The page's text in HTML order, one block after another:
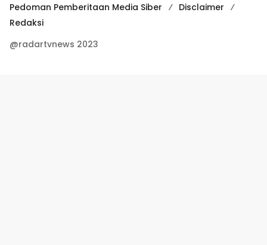
Pedoman Pemberitaan Media Siber
Disclaimer
Redaksi
@radartvnews 2023